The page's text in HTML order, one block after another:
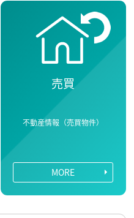
売買
不動産情報（売買物件）
MORE